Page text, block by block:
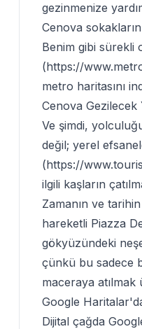
gezinmenize
Cenova
Benim gibi sürekli
(https://
metro haritasını
Cenova Gezilecek
Ve şimdi,
değil; yerel
(https://
ilgili kaşların
Zamanın ve
hareketli Piazza
gökyüzündeki
çünkü bu sadece
maceraya atılmak
Google
Dijital çağda